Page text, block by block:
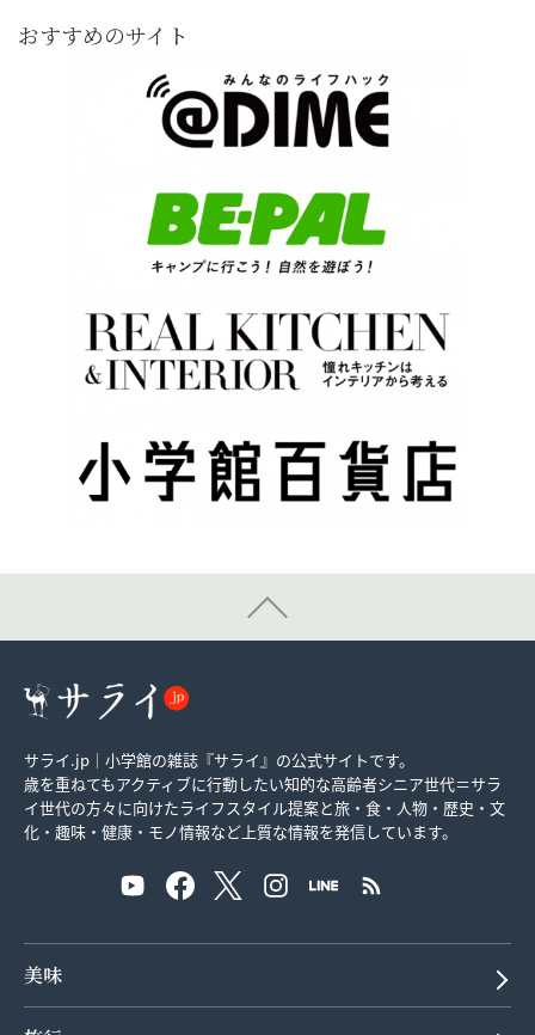
おすすめのサイト
サライ.jp｜小学館の雑誌『サライ』の公式サイトです。
歳を重ねてもアクティブに行動したい知的な高齢者シニア世代＝サラ
イ世代の方々に向けたライフスタイル提案と旅・食・人物・歴史・文
化・趣味・健康・モノ情報など上質な情報を発信しています。
美味